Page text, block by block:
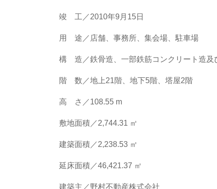
竣 工／2010年9月15日
用 途／店舗、事務所、集会場、駐車場
構 造／鉄骨造、一部鉄筋コンクリート造及
階 数／地上21階、地下5階、塔屋2階
高 さ／108.55 m
敷地面積／2,744.31 ㎡
建築面積／2,238.53 ㎡
延床面積／46,421.37 ㎡
建築主／野村不動産株式会社